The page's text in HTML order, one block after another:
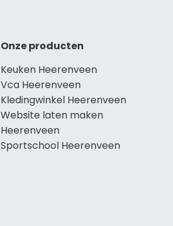
Onze producten
Keuken Heerenveen
Vca Heerenveen
Kledingwinkel Heerenveen
Website laten maken
Heerenveen
Sportschool Heerenveen